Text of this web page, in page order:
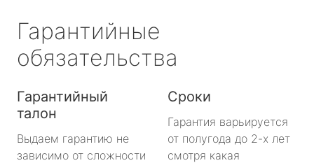
Гарантийные
обязательства
Гарантийный
талон
Выдаем гарантию не
зависимо от сложности
Сроки
Гарантия варьируется
от полугода до 2-х лет
смотря какая